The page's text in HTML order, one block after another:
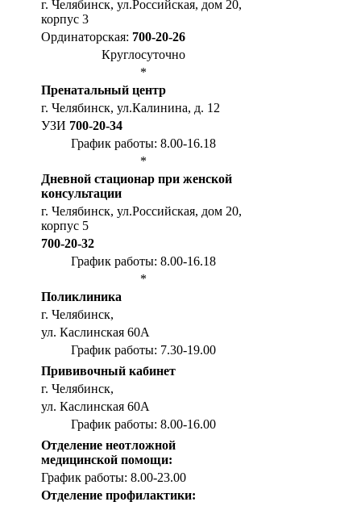
г. Челябинск, ул.Российская, дом 20,
корпус 3
Ординаторская: 700-20-26
Круглосуточно
*
Пренатальный центр
г. Челябинск, ул.Калинина, д. 12
УЗИ 700-20-34
График работы: 8.00-16.18
*
Дневной стационар при женской
консультации
г. Челябинск, ул.Российская, дом 20,
корпус 5
700-20-32
График работы: 8.00-16.18
*
Поликлиника
г. Челябинск,
ул. Каслинская 60А
График работы: 7.30-19.00
Прививочный кабинет
г. Челябинск,
ул. Каслинская 60А
График работы: 8.00-16.00
Отделение неотложной
медицинской помощи:
График работы: 8.00-23.00
Отделение профилактики: